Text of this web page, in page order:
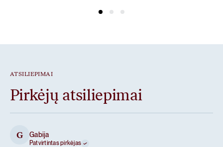
ATSILIEPIMAI
Pirkėjų atsiliepimai
G Gabija
Patvirtintas pirkėjas